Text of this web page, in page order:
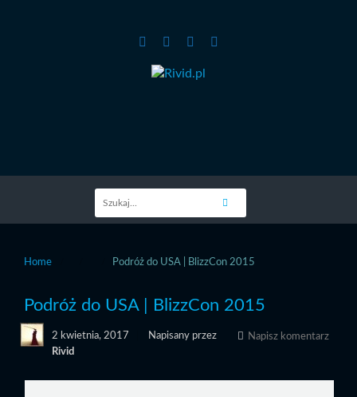
Home Podróż do USA | BlizzCon 2015
Podróż do USA | BlizzCon 2015
2 kwietnia, 2017 Napisz komentarz
Napisany przez
Rivid